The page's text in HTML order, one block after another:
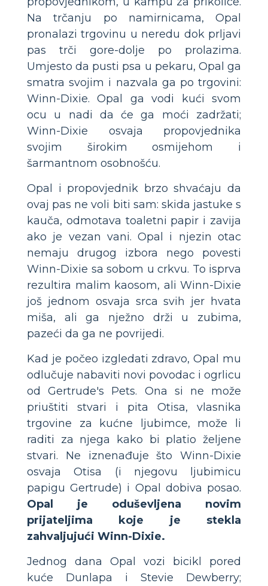
Na trčanju po namirnicama, Opal
pronalazi trgovinu u neredu dok prljavi
pas trči gore-dolje po prolazima.
Umjesto da pusti psa u pekaru, Opal ga
smatra svojim i nazvala ga po trgovini:
Winn-Dixie. Opal ga vodi kući svom
ocu u nadi da će ga moći zadržati;
Winn-Dixie osvaja propovjednika
svojim širokim osmijehom i
šarmantnom osobnošću.
Opal i propovjednik brzo shvaćaju da
ovaj pas ne voli biti sam: skida jastuke s
kauča, odmotava toaletni papir i zavija
ako je vezan vani. Opal i njezin otac
nemaju drugog izbora nego povesti
Winn-Dixie sa sobom u crkvu. To isprva
rezultira malim kaosom, ali Winn-Dixie
još jednom osvaja srca svih jer hvata
miša, ali ga nježno drži u zubima,
pazeći da ga ne povrijedi.
Kad je počeo izgledati zdravo, Opal mu
odlučuje nabaviti novi povodac i ogrlicu
od Gertrude's Pets. Ona si ne može
priuštiti stvari i pita Otisa, vlasnika
trgovine za kućne ljubimce, može li
raditi za njega kako bi platio željene
stvari. Ne iznenađuje što Winn-Dixie
osvaja Otisa (i njegovu ljubimicu
papigu Gertrude) i Opal dobiva posao.
Opal je oduševljena novim
prijateljima koje je stekla
zahvaljujući Winn-Dixie.
Jednog dana Opal vozi bicikl pored
kuće Dunlapa i Stevie Dewberry;